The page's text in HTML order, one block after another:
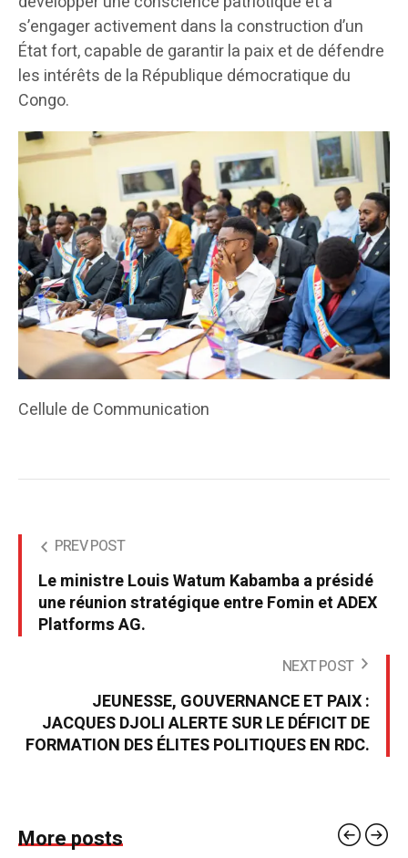
s’engager activement dans la construction d’un
État fort, capable de garantir la paix et de défendre
les intérêts de la République démocratique du
Congo.
Cellule de Communication
PREV POST
Le ministre Louis Watum Kabamba a présidé
une réunion stratégique entre Fomin et ADEX
Platforms AG.
NEXT POST
JEUNESSE, GOUVERNANCE ET PAIX :
JACQUES DJOLI ALERTE SUR LE DÉFICIT DE
FORMATION DES ÉLITES POLITIQUES EN RDC.
More posts